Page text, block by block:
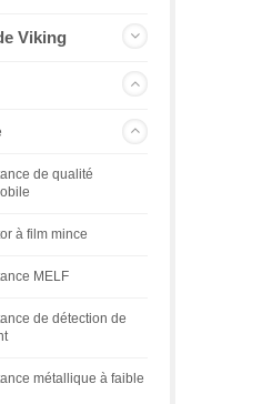
Viking
de qualité
à film mince
MELF
de détection de
métallique à faible